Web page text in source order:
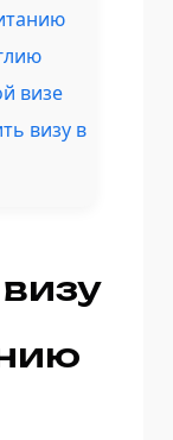
визе
визу в